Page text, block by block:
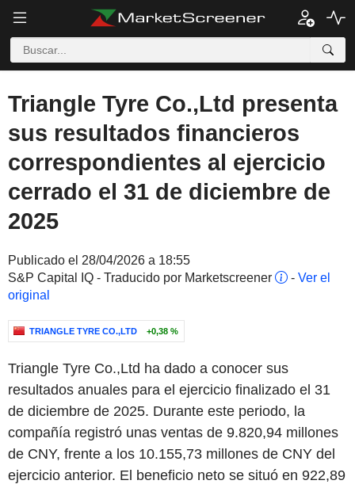
Triangle Tyre Co.,Ltd presenta
sus resultados financieros
correspondientes al ejercicio
cerrado el 31 de diciembre de
2025
Publicado el 28/04/2026 a 18:55
S&P Capital IQ - Traducido por Marketscreener
- Ver el
original
TRIANGLE TYRE CO.,LTD +0,38 %
Triangle Tyre Co.,Ltd ha dado a conocer sus
resultados anuales para el ejercicio finalizado el 31
de diciembre de 2025. Durante este periodo, la
compañía registró unas ventas de 9.820,94 millones
de CNY, frente a los 10.155,73 millones de CNY del
ejercicio anterior. El beneficio neto se situó en 922,89